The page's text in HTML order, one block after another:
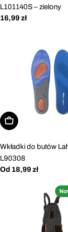
L101140S – zielony
Cena
16,99 zł
Wybierz opcje
Wkładki do butów
L90308
Cena
Od 18,99 zł